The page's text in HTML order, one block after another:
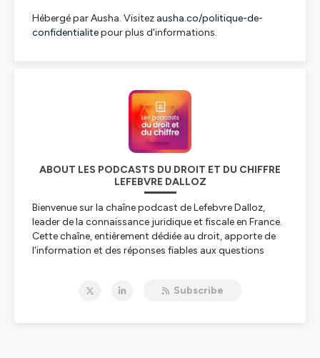
Hébergé par Ausha. Visitez ausha.co/politique-de-
confidentialitepour plus d'informations.
ABOUT LES PODCASTS DU DROIT ET DU CHIFFRE
LEFEBVRE DALLOZ
Bienvenue sur la chaîne podcast de Lefebvre Dalloz,
leader de la connaissance juridique et fiscale en France.
Cette chaîne, entièrement dédiée au droit, apporte de
l'information et des réponses fiables aux questions
comptable, droit pénal, droit civil, droit public mais
Subscribe